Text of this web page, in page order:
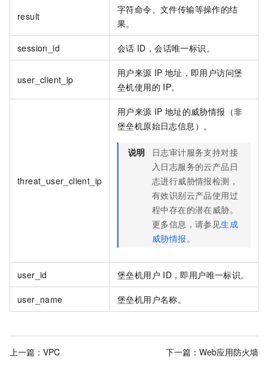
result
字符命令、文件传输等操作的结
果。
session_id 会话 ID，会话唯一标识。
user_client_ip
用户来源 IP 地址，即用户访问堡
垒机使用的 IP。
threat_user_client_ip
用户来源 IP 地址的威胁情报（非
堡垒机原始日志信息）。
说明
日志审计服务支持对接
入日志服务的云产品日
志进行威胁情报检测，
有效识别云产品使用过
程中存在的潜在威胁。
更多信息，请参见生成
威胁情报。
user_id 堡垒机用户 ID，即用户唯一标识。
user_name 堡垒机用户名称。
上一篇： VPC 下一篇： Web应用防火墙